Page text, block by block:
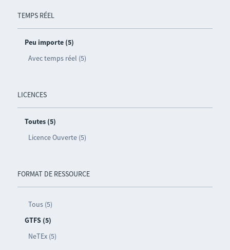
TEMPS RÉEL
Peu importe (5)
Avec temps réel (5)
LICENCES
Toutes (5)
Licence Ouverte (5)
FORMAT DE RESSOURCE
Tous (5)
GTFS (5)
NeTEx (5)